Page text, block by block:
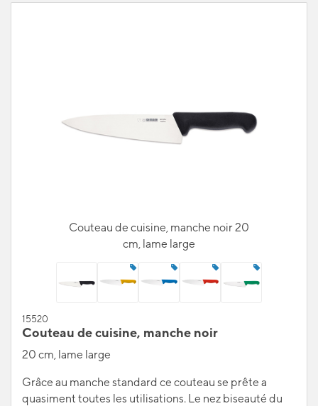
Couteau de cuisine, manche noir 20
cm, lame large
15520
Couteau de cuisine, manche noir
20 cm, lame large
Grâce au manche standard ce couteau se prête a
quasiment toutes les utilisations. Le nez biseauté du